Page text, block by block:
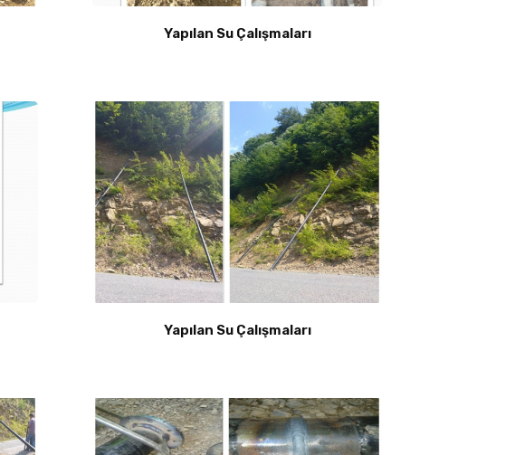
Yapılan Su Çalışmaları
Yapılan Su Çalışmaları